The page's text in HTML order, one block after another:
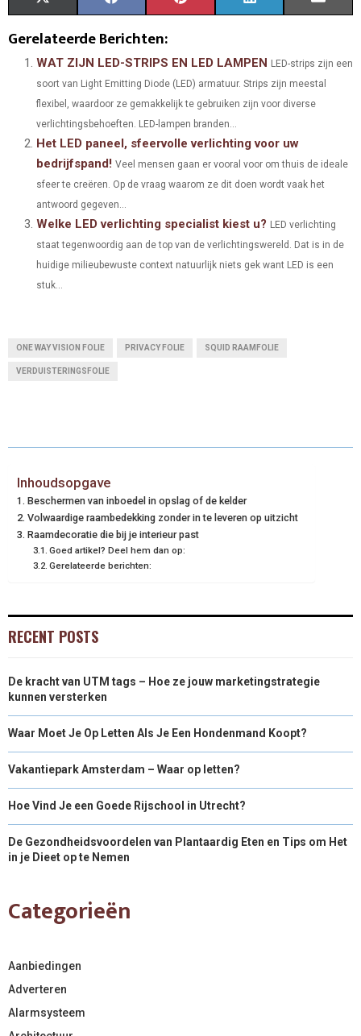
A
R
O
T
W
T
E
R
)
A
R
O
C
E
O
A
R
O
N
T
R
T
A
R
O
N
K
D
Gerelateerde Berichten:
WAT ZIJN LED-STRIPS EN LED LAMPEN LED-strips zijn een
soort van Light Emitting Diode (LED) armatuur. Strips zijn meestal
flexibel, waardoor ze gemakkelijk te gebruiken zijn voor diverse
verlichtingsbehoeften. LED-lampen branden...
Het LED paneel, sfeervolle verlichting voor uw
bedrijfspand! Veel mensen gaan er vooral voor om thuis de ideale
sfeer te creëren. Op de vraag waarom ze dit doen wordt vaak het
antwoord gegeven...
Welke LED verlichting specialist kiest u? LED verlichting
staat tegenwoordig aan de top van de verlichtingswereld. Dat is in de
huidige milieubewuste context natuurlijk niets gek want LED is een
stuk...
ONE WAY VISION FOLIE PRIVACY FOLIE SQUID RAAMFOLIE
VERDUISTERINGSFOLIE
Inhoudsopgave
Beschermen van inboedel in opslag of de kelder
Volwaardige raambedekking zonder in te leveren op uitzicht
Raamdecoratie die bij je interieur past
Goed artikel? Deel hem dan op:
Gerelateerde berichten:
RECENT POSTS
De kracht van UTM tags – Hoe ze jouw marketingstrategie
kunnen versterken
Waar Moet Je Op Letten Als Je Een Hondenmand Koopt?
Vakantiepark Amsterdam – Waar op letten?
Hoe Vind Je een Goede Rijschool in Utrecht?
De Gezondheidsvoordelen van Plantaardig Eten en Tips om Het
in je Dieet op te Nemen
Categorieën
Aanbiedingen
Adverteren
Alarmsysteem